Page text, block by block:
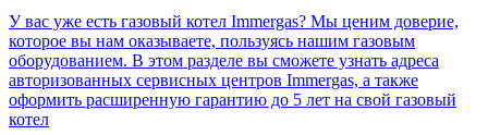
У вас уже есть газовый котел Immergas? Мы ценим доверие,
которое вы нам оказываете, пользуясь нашим газовым
оборудованием. В этом разделе вы сможете узнать адреса
авторизованных сервисных центров Immergas, а также
оформить расширенную гарантию до 5 лет на свой газовый
котел